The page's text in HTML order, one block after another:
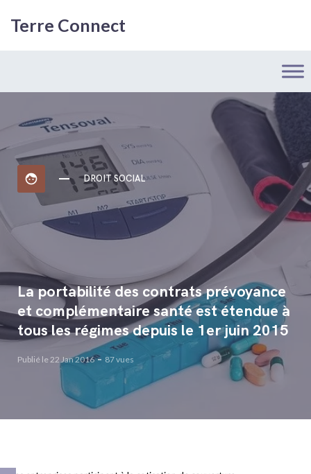
Terre Connect
face DROIT SOCIAL
La portabilité des contrats prévoyance
et complémentaire santé est étendue à
tous les régimes depuis le 1er juin 2015
Publié le 22 Jan 2016 87 vues